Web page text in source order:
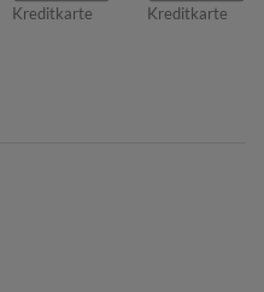
Kreditkarte Kreditkarte